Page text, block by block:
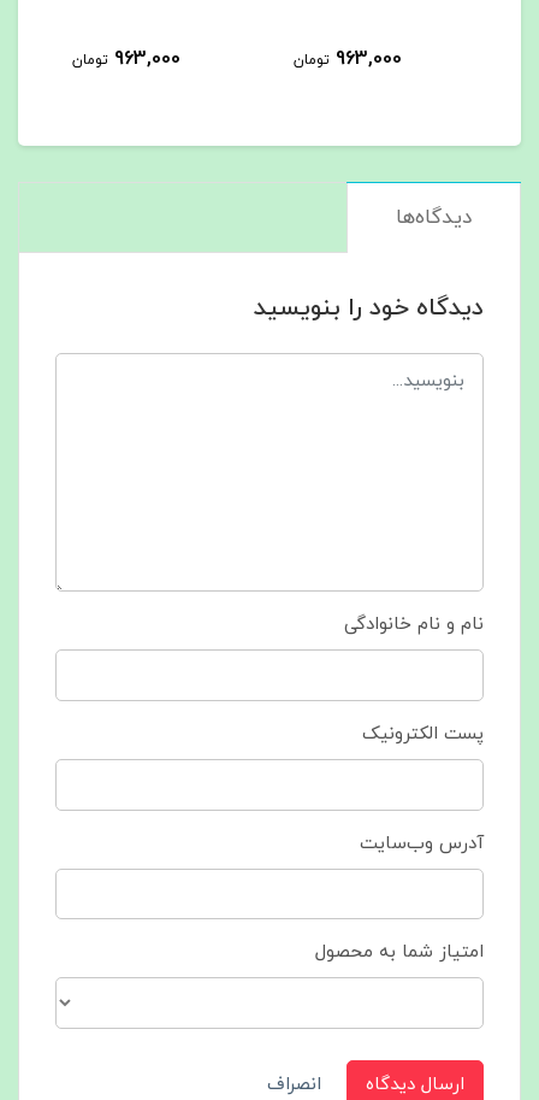
963,000
963,000
دیدگاه‌ها
دیدگاه خود را بنویسید
نام و نام خانوادگی
پست الکترونیک
آدرس وب‌سایت
امتیاز شما به محصول
ارسال دیدگاه انصراف